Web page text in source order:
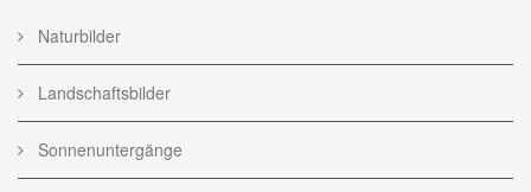
Naturbilder
Landschaftsbilder
Sonnenuntergänge